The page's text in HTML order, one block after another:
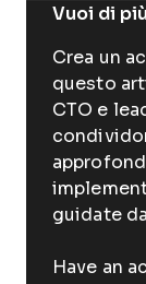
Vuoi di
Crea un
questo
CTO e
guidate
Have an